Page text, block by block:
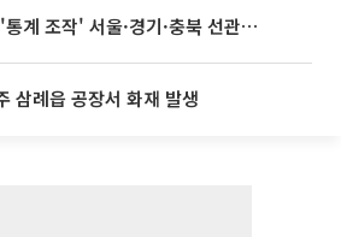
조작' 서울·경기·충북 선관위 등 추가 압수수색
삼례읍 공장서 화재 발생